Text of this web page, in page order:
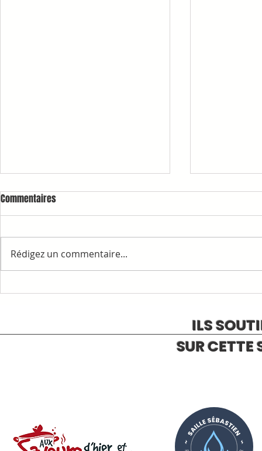
RAPPELS ET INFORMATIONS 1ère
Commentaires
Rédigez un commentaire...
ILS
SUR